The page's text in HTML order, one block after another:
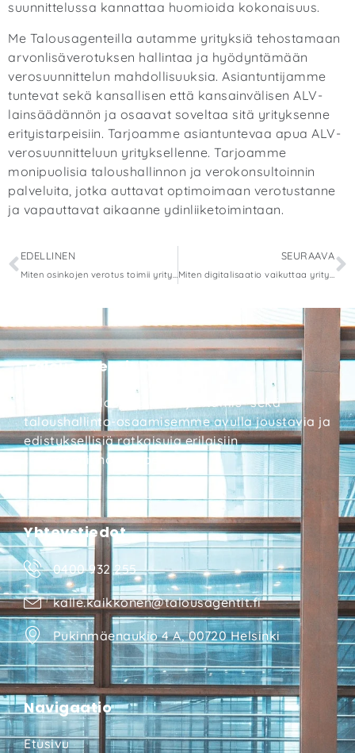
suunnittelussa kannattaa huomioida kokonaisuus.
Me Talousagenteilla autamme yrityksiä tehostamaan
arvonlisäverotuksen hallintaa ja hyödyntämään
verosuunnittelun mahdollisuuksia. Asiantuntijamme
tuntevat sekä kansallisen että kansainvälisen ALV-
lainsäädännön ja osaavat soveltaa sitä yrityksenne
erityistarpeisiin. Tarjoamme asiantuntevaa apua ALV-
verosuunnitteluun yrityksellenne. Tarjoamme
monipuolisia taloushallinnon ja verokonsultoinnin
palveluita, jotka auttavat optimoimaan verotustanne
ja vapauttavat aikaanne ydinliiketoimintaan.
EDELLINEN
Miten osinkojen verotus toimii yrityksessä?
SEURAAVA
Miten digitalisaatio vaikuttaa yritysverotukseen?
Talousagentit Oy
Tarjoamme laaja-alaisen johtamis- sekä
taloushallinto-osaamisemme avulla joustavia ja
edistyksellisiä ratkaisuja erilaisiin
taloushallinnon tarpeisiin.
Yhteystiedot
0400 932 255
kalle.kaikkonen@talousagentit.fi
Pukinmäenaukio 4 A, 00720 Helsinki
Navigaatio
Etusivu